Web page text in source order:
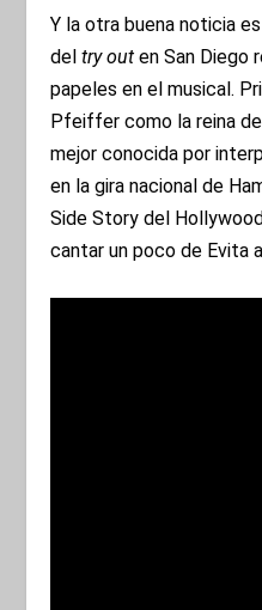
Y la otra buena noticia
deltry out en San Diego
papeles en el musical.
Pfeiffer como la reina
mejor conocida por
en la gira nacional de
Side Story del
cantar un poco de Evita